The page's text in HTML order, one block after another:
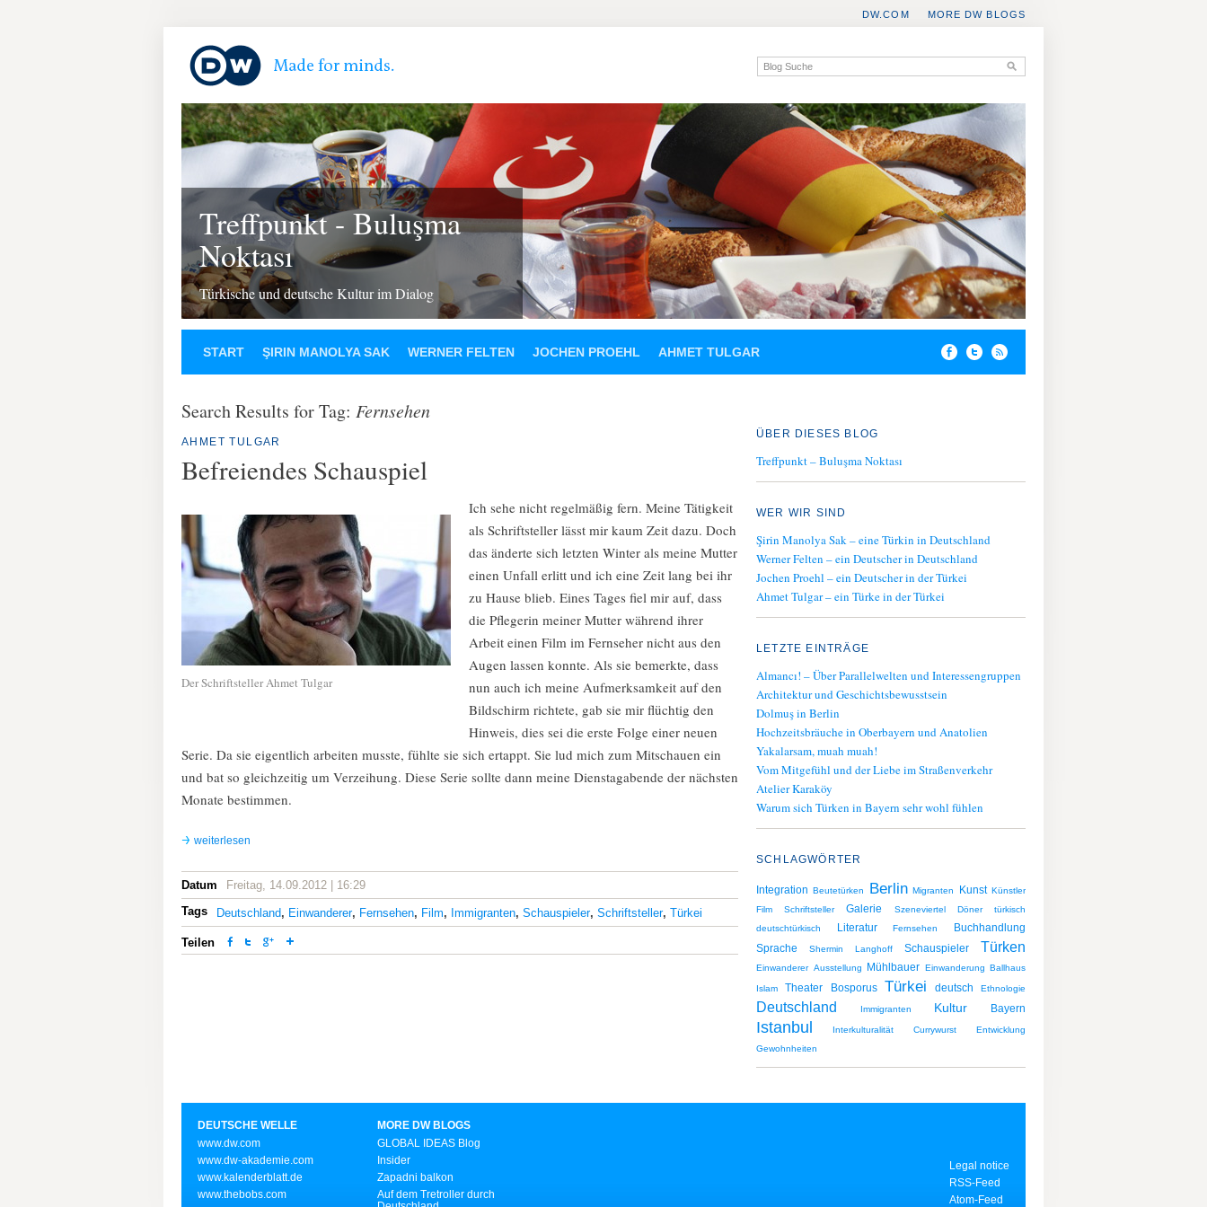
MORE DW BLOGS
DW.COM
Treffpunkt - Buluşma
Noktası
Türkische und deutsche Kultur im Dialog
START ŞIRIN MANOLYA SAK WERNER FELTEN JOCHEN PROEHL AHMET TULGAR
Search Results for Tag: Fernsehen
AHMET TULGAR
Befreiendes Schauspiel
Der Schriftsteller Ahmet Tulgar
Ich sehe nicht regelmäßig fern. Meine Tätigkeit
als Schriftsteller lässt mir kaum Zeit dazu. Doch
das änderte sich letzten Winter als meine Mutter
einen Unfall erlitt und ich eine Zeit lang bei ihr
zu Hause blieb. Eines Tages fiel mir auf, dass
die Pflegerin meiner Mutter während ihrer
Arbeit einen Film im Fernseher nicht aus den
Augen lassen konnte. Als sie bemerkte, dass
nun auch ich meine Aufmerksamkeit auf den
Bildschirm richtete, gab sie mir flüchtig den
Hinweis, dies sei die erste Folge einer neuen
Serie. Da sie eigentlich arbeiten musste, fühlte sie sich ertappt. Sie lud mich zum Mitschauen ein
und bat so gleichzeitig um Verzeihung. Diese Serie sollte dann meine Dienstagabende der nächsten
Monate bestimmen.
weiterlesen
Datum
Freitag, 14.09.2012 | 16:29
Tags
Deutschland, Einwanderer, Fernsehen, Film, Immigranten, Schauspieler, Schriftsteller, Türkei
Teilen
ÜBER DIESES BLOG
Treffpunkt – Buluşma Noktası
WER WIR SIND
Şirin Manolya Sak – eine Türkin in Deutschland
Werner Felten – ein Deutscher in Deutschland
Jochen Proehl – ein Deutscher in der Türkei
Ahmet Tulgar – ein Türke in der Türkei
LETZTE EINTRÄGE
Almancı! – Über Parallelwelten und Interessengruppen
Architektur und Geschichtsbewusstsein
Dolmuş in Berlin
Hochzeitsbräuche in Oberbayern und Anatolien
Yakalarsam, muah muah!
Vom Mitgefühl und der Liebe im Straßenverkehr
Atelier Karaköy
Warum sich Türken in Bayern sehr wohl fühlen
SCHLAGWÖRTER
Integration Beutetürken Berlin Migranten Kunst Künstler
Film
Schriftsteller Galerie Szeneviertel Döner
türkisch
deutschtürkisch
Literatur Fernsehen
Buchhandlung
Sprache
Shermin Langhoff Schauspieler Türken
Einwanderer Ausstellung Mühlbauer Einwanderung Ballhaus
Islam Theater Bosporus Türkei deutsch Ethnologie
Deutschland Immigranten Kultur Bayern
Istanbul Interkulturalität Currywurst
Entwicklung
Gewohnheiten
DEUTSCHE WELLE
www.dw.com
www.dw-akademie.com
www.kalenderblatt.de
www.thebobs.com
MORE DW BLOGS
GLOBAL IDEAS Blog
Insider
Zapadni balkon
Auf dem Tretroller durch
Legal notice
RSS-Feed
Atom-Feed